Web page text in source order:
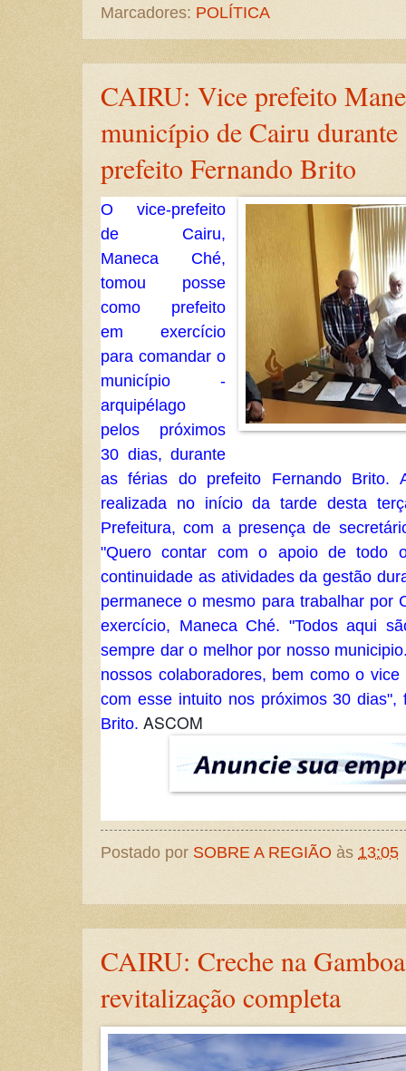
Marcadores: POLÍTICA
CAIRU: Vice prefeito
município de Cairu durante
prefeito Fernando Brito
O vice-prefeito
de Cairu,
Maneca Ché,
tomou posse
como prefeito
em exercício
para comandar o
município -
arquipélago
pelos próximos
30 dias, durante
as férias do prefeito Fernando Brito.
realizada no início da tarde desta
Prefeitura, com a presença de
"Quero contar com o apoio de todo
continuidade as atividades da gestão
permanece o mesmo para trabalhar por
exercício, Maneca Ché. "Todos aqui
sempre dar o melhor por nosso
nossos colaboradores, bem como o
com esse intuito nos próximos 30 dias",
Brito. ASCOM
Postado por SOBRE A REGIÃO às 13:05
CAIRU: Creche na
revitalização completa